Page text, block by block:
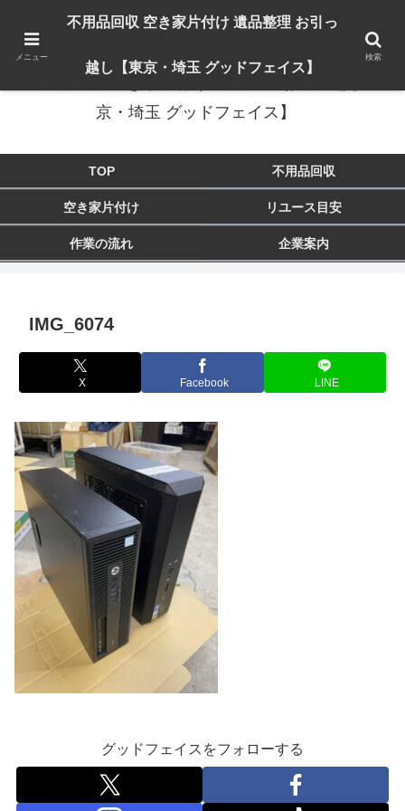
出張対応エリア：埼玉県 入間市 狭山市 飯能市 所沢市 川越市 日高市 鶴ヶ島市
京・埼玉 グッドフェイス】
TOP 不用品回収
空き家片付け リユース目安
作業の流れ 企業案内
IMG_6074
X Facebook LINE
グッドフェイスをフォローする
メニュー
不用品回収 空き家片付け 遺品整理 お引っ
越し【東京・埼玉 グッドフェイス】
検索